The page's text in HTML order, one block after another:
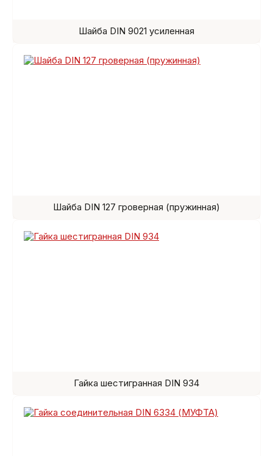
Шайба DIN 9021 усиленная
Шайба DIN 127 гроверная (пружинная)
Гайка шестигранная DIN 934